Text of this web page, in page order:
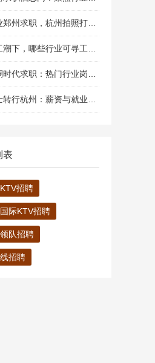
求职，杭州拍照打卡新体验
，哪些行业可寻工作良机？
代求职：热门行业岗位集结
行杭州：薪资与就业前景探秘
表
招聘
际KTV招聘
队招聘
招聘